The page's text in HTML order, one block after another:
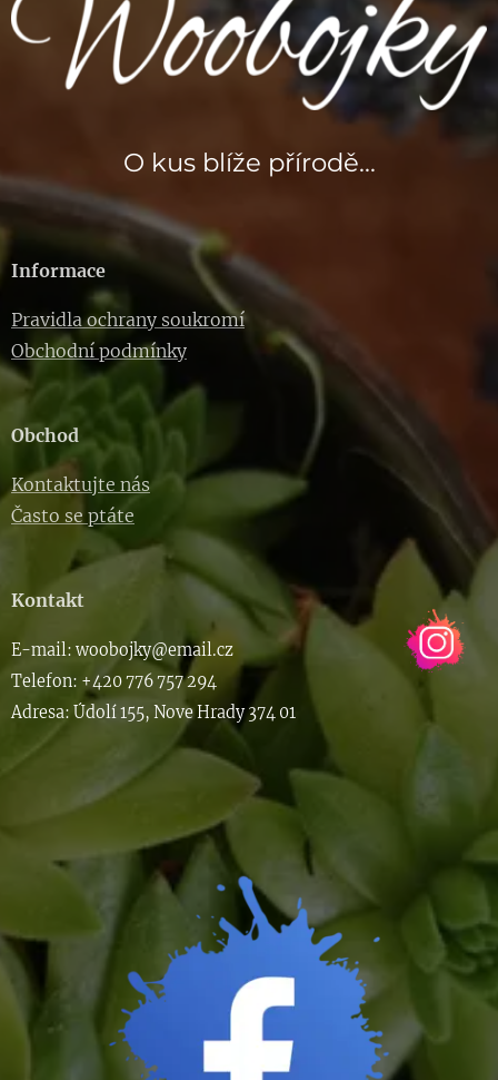
O kus blíže přírodě...
Informace
Pravidla ochrany soukromí
Obchodní podmínky
Obchod
Kontaktujte nás
Často se ptáte
Kontakt
E-mail: woobojky@email.cz
Telefon: +420 776 757 294
Adresa: Údolí 155, Nove Hrady 374 01